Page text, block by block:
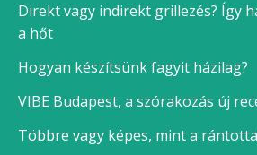
Direkt vagy indirekt grillezés? Így
a hőt
Hogyan készítsünk fagyit házilag?
VIBE Budapest, a szórakozás új
Többre vagy képes, mint a